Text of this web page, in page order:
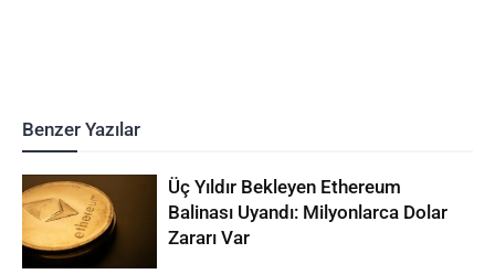
Benzer Yazılar
Üç Yıldır Bekleyen Ethereum
Balinası Uyandı: Milyonlarca Dolar
Zararı Var